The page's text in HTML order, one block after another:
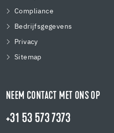
Compliance
Bedrijfsgegevens
Privacy
Sitemap
NEEM CONTACT MET ONS OP
+31 53 573 7373